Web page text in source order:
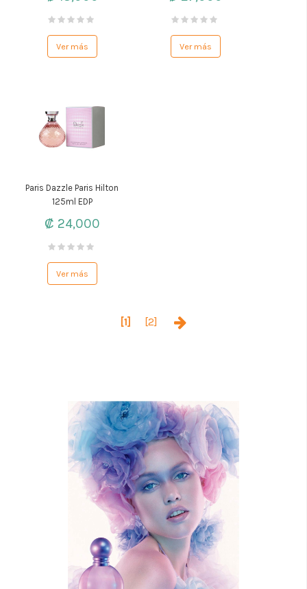
Ver más Ver más
Paris Dazzle Paris Hilton
125ml EDP
₡ 24,000
Ver más
[1] [2]